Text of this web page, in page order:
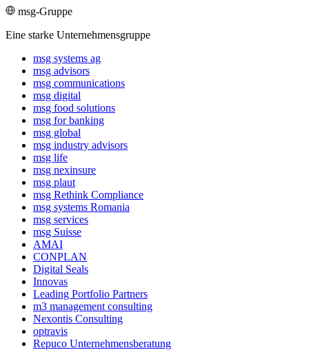
msg-Gruppe
Eine starke Unternehmensgruppe
msg systems ag
msg advisors
msg commu­ni­ca­tions
msg digital
msg food solutions
msg for banking
msg global
msg industry advisors
msg life
msg nexinsure
msg plaut
msg Rethink Compli­ance
msg systems Romania
msg services
msg Suisse
AMAI
CONPLAN
Digital Seals
Innovas
Leading Port­folio Partners
m3 manage­ment consul­ting
Nexontis Consulting
optravis
Repuco Unternehmensberatung